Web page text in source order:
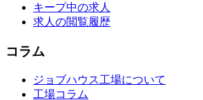
キープ中の求人
求人の閲覧履歴
コラム
ジョブハウス工場について
工場コラム